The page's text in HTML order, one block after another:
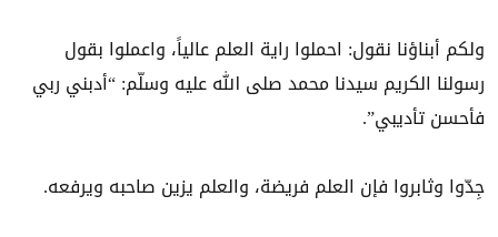
ولكم أبناؤنا نقول: احملوا راية العلم عالياً، واعملوا بقول
رسولنا الكريم سيدنا محمد صلى الله عليه وسلّم: “أدبني ربي
فأحسن تأديبي”.
جِدّوا وثابروا فإن العلم فريضة، والعلم يزين صاحبه ويرفعه.